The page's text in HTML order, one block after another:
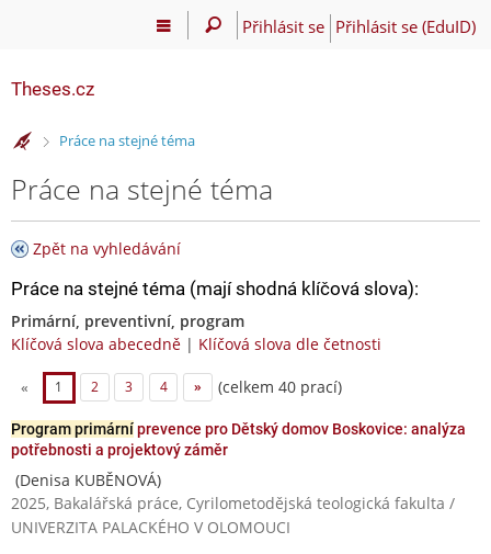
Přihlásit se Přihlásit se (EduID)
Theses.cz
>Práce na stejné téma
Práce na stejné téma
Zpět na vyhledávání
Práce na stejné téma (mají shodná klíčová slova):
Primární, preventivní, program
Klíčová slova abecedně | Klíčová slova dle četnosti
« 1 2 3 4 » (celkem 40 prací)
Program primárníprevence pro Dětský domov Boskovice: analýza
potřebnosti a projektový záměr
(Denisa KUBĚNOVÁ)
2025, Bakalářská práce, Cyrilometodějská teologická fakulta /
UNIVERZITA PALACKÉHO V OLOMOUCI